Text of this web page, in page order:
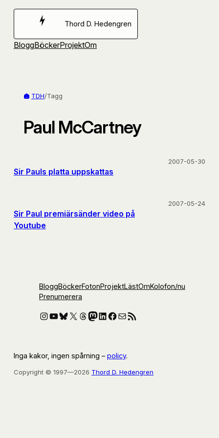
Hoppa
Thord D. Hedengren
BloggBöckerProjektOm
TDH/Tagg
Paul McCartney
Sir Pauls platta uppskattas
2007-05-30
Sir Paul premiärsänder video på
Youtube
2007-05-24
BloggBöckerFotonProjektLästOmKolofon/nu
Prenumerera
Instagram
YouTube
Bluesky
X Threads
Mastodon
LinkedIn
Facebook
E-postRSS-flöde
Inga kakor, ingen spårning – policy.
Copyright © 1997—2026 Thord D. Hedengren